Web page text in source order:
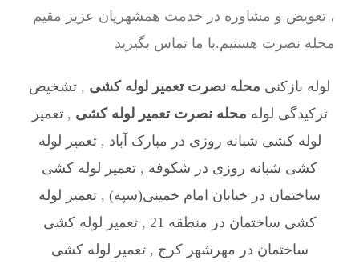
، تعویض و مشاوره در خدمت همشهریان عزیز مقیم
محله نصرت هستیم.با ما تماس بگیرید
لوله بازکنی محله نصرت تعمیر لوله کشی , تشخیص
ترکیدگی لوله محله نصرت تعمیر لوله کشی ,تعمیر
لوله کشی شبانه روزی در مبارک آباد ,تعمیر لوله
کشی شبانه روزی در شکوفه , تعمیر لوله کشی
ساختمان در خیابان امام خمینی(سپه) , تعمیر لوله
کشی ساختمان در منطقه 21
,تعمیر لوله کشی
ساختمان در مهرشهر کرج ,تعمیر لوله کشی